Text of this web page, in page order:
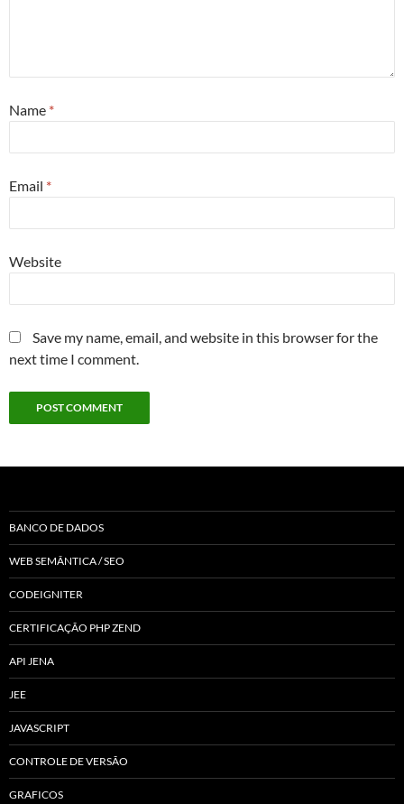
Name *
Email *
Website
Save my name, email, and website in this browser for the
next time I comment.
BANCO DE DADOS
WEB SEMÂNTICA / SEO
CODEIGNITER
CERTIFICAÇÃO PHP ZEND
API JENA
JEE
JAVASCRIPT
CONTROLE DE VERSÃO
GRAFICOS